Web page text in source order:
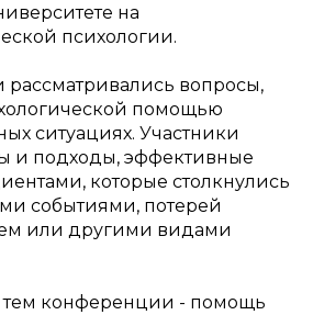
на
психологии.
вопросы,
помощью
ситуациях. Участники
и подходы, эффективные
которые столкнулись
событиями, потерей
или другими видами
тем конференции - помощь